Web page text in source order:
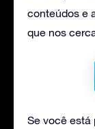
conteúdos e
que nos
Se você está